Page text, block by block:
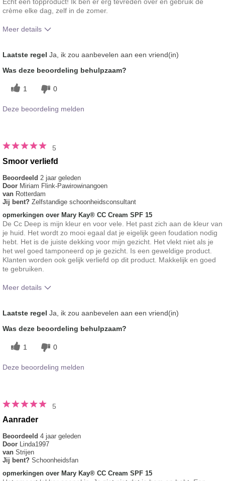
crème elke dag, zelf in de zomer.
Meer details
met andere door je gebruikte merken
decoratieve make-up?
Laatste regel Ja, ik zou aanbevelen aan een vriend(in)
Was deze beoordeling behulpzaam?
1 0
Deze beoordeling melden
5
Smoor verliefd
Beoordeeld 2 jaar geleden
Door Miriam Flink-Pawirowinangoen
van Rotterdam
Jij bent? Zelfstandige schoonheidsconsultant
opmerkingen over Mary Kay® CC Cream SPF 15
De Cc Deep is mijn kleur en voor vele. Het past zich aan de kleur van
je huid. Het wordt zo mooi egaal dat je eigelijk geen foudation nodig
hebt. Het is de juiste dekking voor mijn gezicht. Het vlekt niet als je
het wel goed tamponeerd op je gezicht. Is een geweldige product.
Klanten worden ook gelijk verliefd op dit product. Makkelijk en goed
te gebruiken.
Meer details
met andere door je gebruikte merken
decoratieve make-up?
Laatste regel Ja, ik zou aanbevelen aan een vriend(in)
Was deze beoordeling behulpzaam?
1 0
Deze beoordeling melden
5
Aanrader
Beoordeeld 4 jaar geleden
Door Linda1997
van Strijen
Jij bent? Schoonheidsfan
opmerkingen over Mary Kay® CC Cream SPF 15